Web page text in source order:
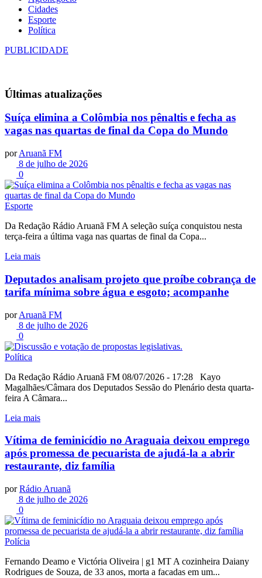
Cidades
Esporte
Política
PUBLICIDADE
Últimas atualizações
Suíça elimina a Colômbia nos pênaltis e fecha as
vagas nas quartas de final da Copa do Mundo
por Aruanã FM
8 de julho de 2026
0
Esporte
Da Redação Rádio Aruanã FM A seleção suíça conquistou nesta
terça-feira a última vaga nas quartas de final da Copa...
Leia mais
Deputados analisam projeto que proíbe cobrança de
tarifa mínima sobre água e esgoto; acompanhe
por Aruanã FM
8 de julho de 2026
0
Política
Da Redação Rádio Aruanã FM 08/07/2026 - 17:28 Kayo
Magalhães/Câmara dos Deputados Sessão do Plenário desta quarta-
feira A Câmara...
Leia mais
Vítima de feminicídio no Araguaia deixou emprego
após promessa de pecuarista de ajudá-la a abrir
restaurante, diz família
por Rádio Aruanã
8 de julho de 2026
0
Polícia
Fernando Deamo e Victória Oliveira | g1 MT A cozinheira Daiany
Rodrigues de Souza, de 33 anos, morta a facadas em um...